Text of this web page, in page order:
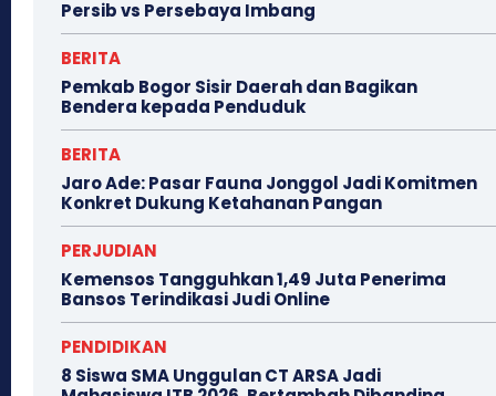
Persib vs Persebaya Imbang
BERITA
Pemkab Bogor Sisir Daerah dan Bagikan
Bendera kepada Penduduk
BERITA
Jaro Ade: Pasar Fauna Jonggol Jadi Komitmen
Konkret Dukung Ketahanan Pangan
PERJUDIAN
Kemensos Tangguhkan 1,49 Juta Penerima
Bansos Terindikasi Judi Online
PENDIDIKAN
8 Siswa SMA Unggulan CT ARSA Jadi